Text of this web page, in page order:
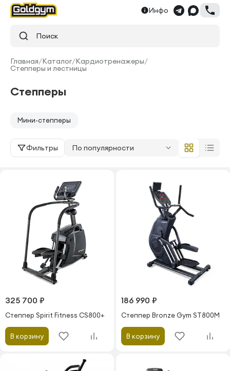
Инфо
Поиск
Главная/Каталог/Кардиотренажеры/
Степперы и лестницы
Степперы
Мини-степперы
Фильтры
325 700 ₽
Степпер Spirit Fitness CS800+
В корзину
186 990 ₽
Степпер Bronze Gym ST800M
В корзину